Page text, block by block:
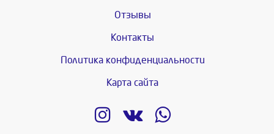
Отзывы
Контакты
Политика конфиденциальности
Карта сайта